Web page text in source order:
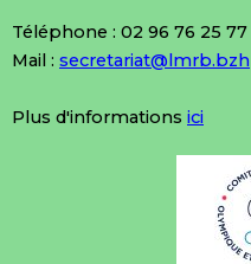
Téléphone : 02 96 76 25 77
Mail : secretariat@lmrb.bzh
Plus d'informations ici